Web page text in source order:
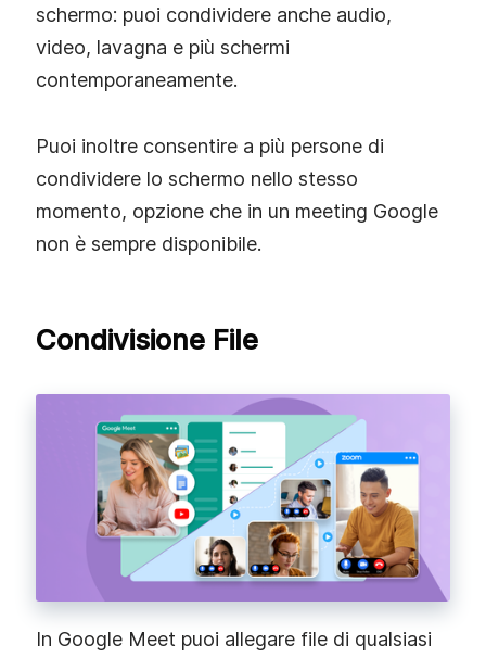
schermo: puoi condividere anche audio,
video, lavagna e più schermi
contemporaneamente.
Puoi inoltre consentire a più persone di
condividere lo schermo nello stesso
momento, opzione che in un meeting Google
non è sempre disponibile.
Condivisione File
In Google Meet puoi allegare file di qualsiasi